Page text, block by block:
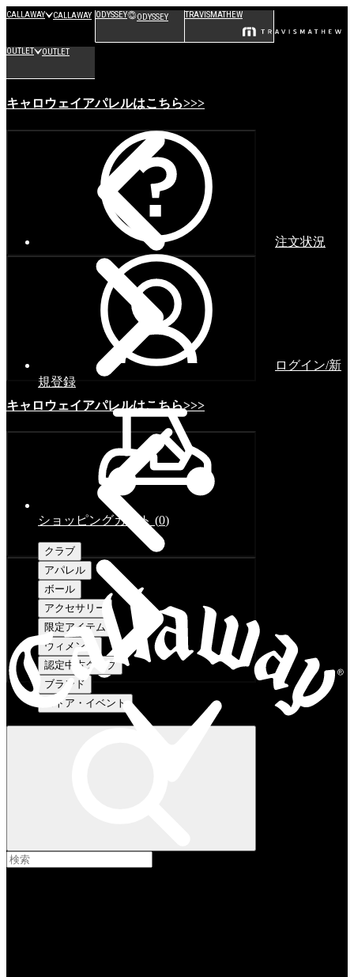
CALLAWAY CALLAWAY ODYSSEY ODYSSEY TRAVISMATHEW
OUTLET OUTLET
キャロウェイアパレルはこちら>>>
キャロウェイアパレルはこちら>>>
注文状況
ログイン/新
規登録
ショッピングカート (0)
クラブ
アパレル
ボール
アクセサリー
限定アイテム
ウィメンズ
認定中古クラブ
ブランド
ストア・イベント